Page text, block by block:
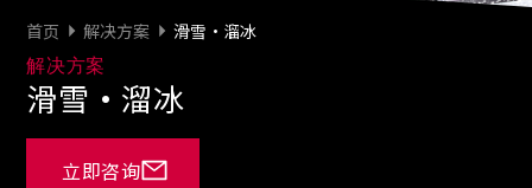
首页 解决方案 滑雪·溜冰
解决方案
滑雪·溜冰
立即咨询